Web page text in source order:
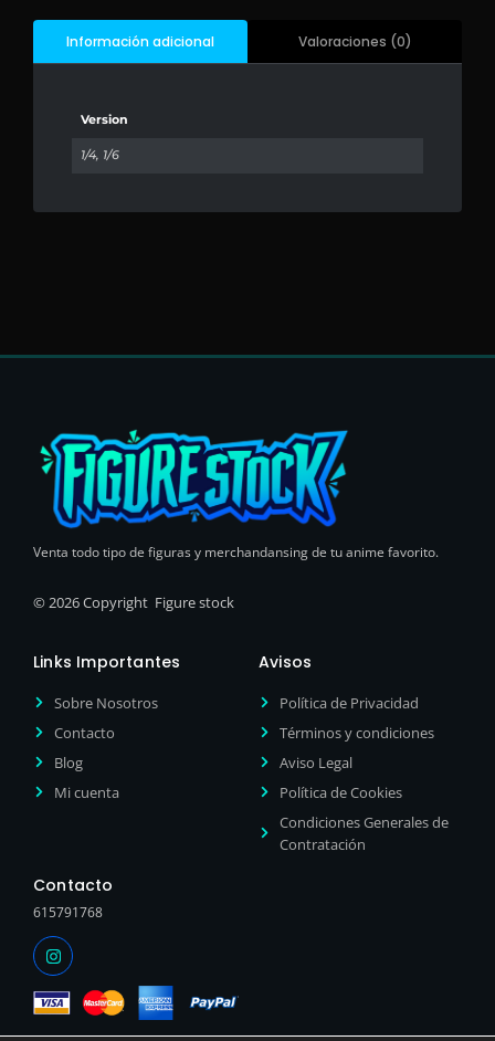
Información adicional Valoraciones (0)
Version
1/4, 1/6
Venta todo tipo de figuras y merchandansing de tu anime favorito.
© 2026 Copyright Figure stock
Links Importantes
Sobre Nosotros
Contacto
Blog
Mi cuenta
Avisos
Política de Privacidad
Términos y condiciones
Aviso Legal
Política de Cookies
Condiciones Generales de
Contratación
Contacto
615791768